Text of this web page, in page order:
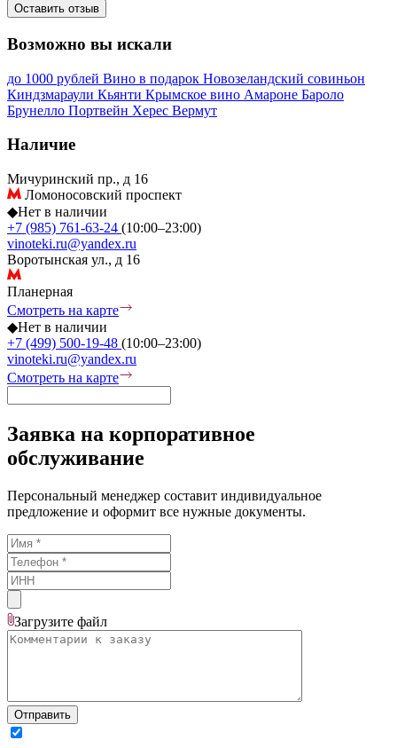
Оставить отзыв
Возможно вы искали
до 1000 рублей Вино в подарок Новозеландский совиньон
Киндзмараули Кьянти Крымское вино Амароне Бароло
Брунелло Портвейн Херес Вермут
Наличие
Мичуринский пр., д 16
Ломоносовский проспект
◆Нет в наличии
+7 (985) 761-63-24 (10:00–23:00)
vinoteki.ru@yandex.ru
Воротынская ул., д 16
Планерная
Смотреть на карте
◆Нет в наличии
+7 (499) 500-19-48 (10:00–23:00)
vinoteki.ru@yandex.ru
Смотреть на карте
Заявка на корпоративное
обслуживание
Персональный менеджер составит индивидуальное
предложение и оформит все нужные документы.
Загрузите файл
Отправить